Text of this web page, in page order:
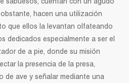
sabuesos, cuentan con un agudo
hacen una utilización
que ellos la levantan olfateando
dedicados especialmente a ser el
de a pie, donde su misión
la presencia de la presa,
de ave y señalar mediante una